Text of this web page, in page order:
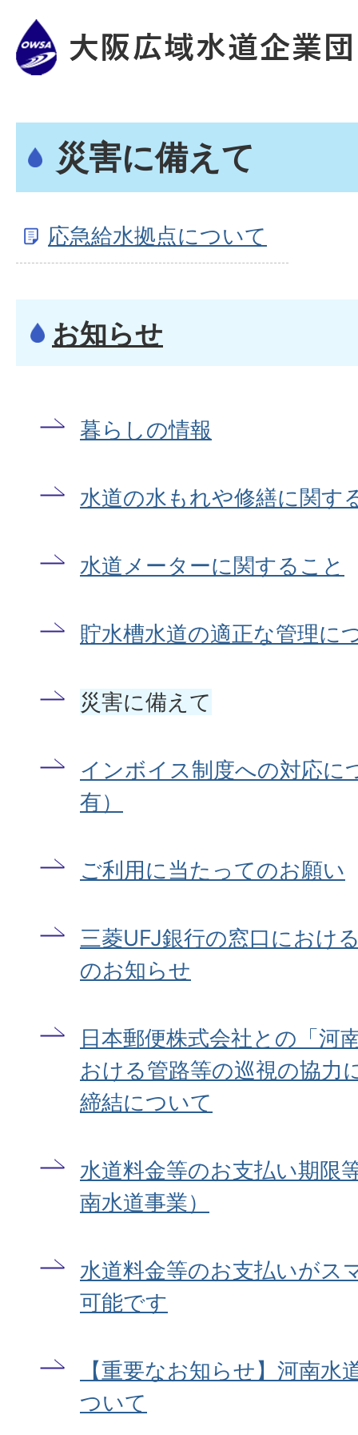
災害に備えて
応急給水拠点について
お知らせ
暮らしの情報
水道の水もれや修繕に関す
水道メーターに関すること
貯水槽水道の適正な管理に
災害に備えて
インボイス制度への対応に
有）
ご利用に当たってのお願い
三菱UFJ銀行の窓口におけ
のお知らせ
日本郵便株式会社との「河
おける管路等の巡視の協力
締結について
水道料金等のお支払い期限
南水道事業）
水道料金等のお支払いがス
可能です
【重要なお知らせ】河南水
ついて